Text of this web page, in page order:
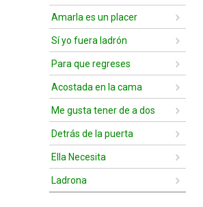
Amarla es un placer
Sí yo fuera ladrón
Para que regreses
Acostada en la cama
Me gusta tener de a dos
Detrás de la puerta
Ella Necesita
Ladrona